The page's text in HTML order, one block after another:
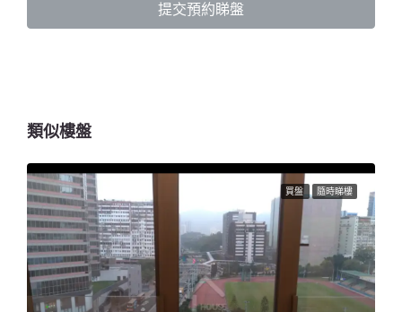
提交預約睇盤
類似樓盤
買盤 隨時睇樓